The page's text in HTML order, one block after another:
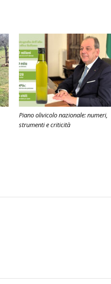
Piano olivicolo nazionale: numeri,
strumenti e criticità